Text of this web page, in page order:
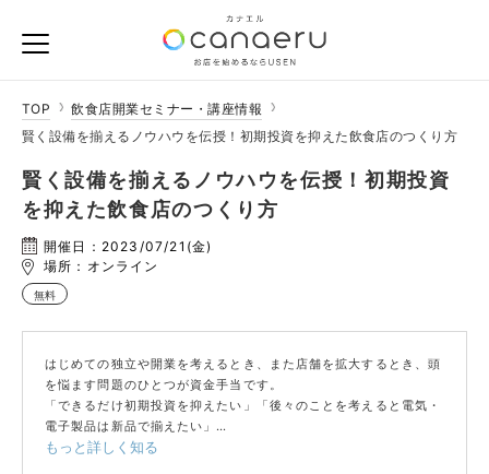
TOP
飲食店開業セミナー・講座情報
賢く設備を揃えるノウハウを伝授！初期投資を抑えた飲食店のつくり方
賢く設備を揃えるノウハウを伝授！初期投資
を抑えた飲食店のつくり方
開催日：2023/07/21(金)
場所：オンライン
無料
はじめての独立や開業を考えるとき、また店舗を拡大するとき、頭
を悩ます問題のひとつが資金手当です。
「できるだけ初期投資を抑えたい」「後々のことを考えると電気・
電子製品は新品で揃えたい」
――そんな時にはリースで機器を揃える、という選択肢もございま
もっと詳しく知る